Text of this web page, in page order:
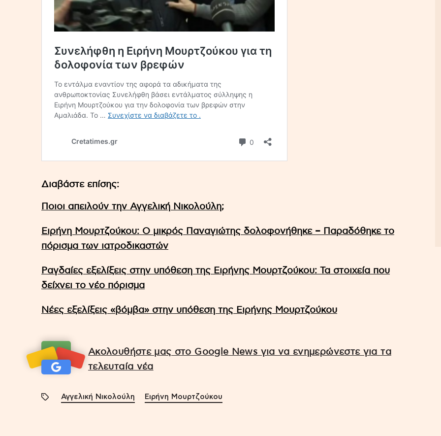
Διαβάστε επίσης:
Ποιοι απειλούν την Αγγελική Νικολούλη;
Ειρήνη Μουρτζούκου: Ο μικρός Παναγιώτης δολοφονήθηκε – Παραδόθηκε το
πόρισμα των ιατροδικαστών
Ραγδαίες εξελίξεις στην υπόθεση της Ειρήνης Μουρτζούκου: Τα στοιχεία που
δείχνει το νέο πόρισμα
Νέες εξελίξεις «βόμβα» στην υπόθεση της Ειρήνης Μουρτζούκου
Ακολουθήστε μας στο Google News για να ενημερώνεστε για τα
τελευταία νέα
Αγγελική Νικολούλη Ειρήνη Μουρτζούκου